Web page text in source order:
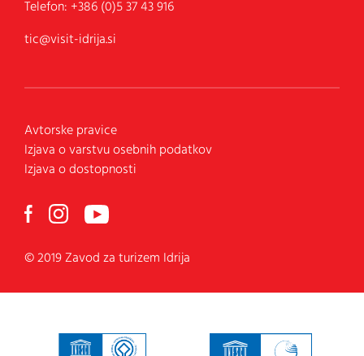
Telefon: +386 (0)5 37 43 916
tic@visit-idrija.si
Avtorske pravice
Izjava o varstvu osebnih podatkov
Izjava o dostopnosti
© 2019 Zavod za turizem Idrija